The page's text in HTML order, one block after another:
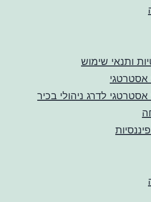
ותנאי שימוש
אסטרטגי
אסטרטגי לדרג ניהולי בכיר